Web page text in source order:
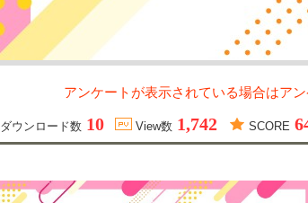
アンケートが表示されている場合はア
ダウンロード数 10 View数 1,742 SCORE